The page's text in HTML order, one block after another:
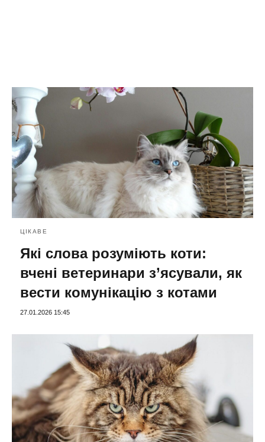
ЦІКАВЕ
Які слова розуміють коти:
вчені ветеринари з’ясували, як
вести комунікацію з котами
27.01.2026 15:45